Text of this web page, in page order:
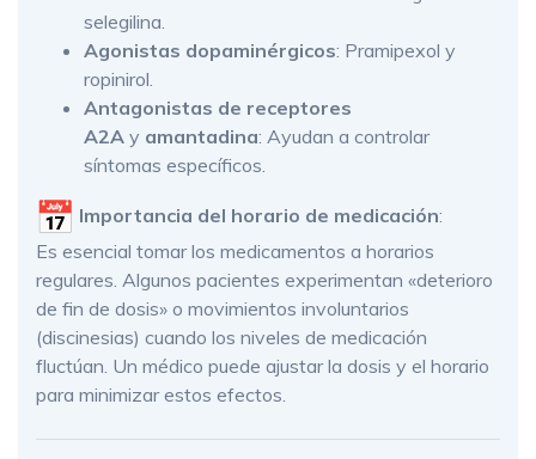
selegilina.
Agonistas dopaminérgicos: Pramipexol y
ropinirol.
Antagonistas de receptores
A2A y amantadina: Ayudan a controlar
síntomas específicos.
Importancia del horario de medicación:
Es esencial tomar los medicamentos a horarios
regulares. Algunos pacientes experimentan «deterioro
de fin de dosis» o movimientos involuntarios
(discinesias) cuando los niveles de medicación
fluctúan. Un médico puede ajustar la dosis y el horario
para minimizar estos efectos.